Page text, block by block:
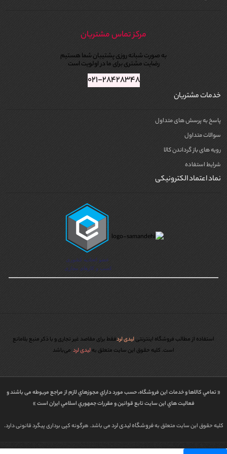
مرکز تماس مشتریان
به صورت شبانه روزی پشتیبان شما هستیم
رضایت مشتری برای ما در اولویت است
۰۲۱-۲۸۴۲۸۳۴۸
خدمات مشتریان
پاسخ به پرسش های متداول
سوالات متداول
رویه های باز گرداندن کالا
شرایط استفاده
نماد اعتماد الکترونیکی
استفاده از مطالب فروشگاه اینترنتیلیدی لردفقط برای مقاصد غیر تجاری و با ذکر منبع بلامانع
است. کليه حقوق اين سايت متعلق بهلیدی لرد می‌باشد
« تمامي كالاها و خدمات اين فروشگاه، حسب مورد داراي مجوزهاي لازم از مراجع مربوطه می باشند و
فعاليت هاي اين سايت تابع قوانين و مقررات جمهوري اسلامي ايران است »
کلیه حقوق این سایت متعلق بهفروشگاه لیدی لردمی باشد. هرگونه کپی برداری پیگرد قانونی دارد.